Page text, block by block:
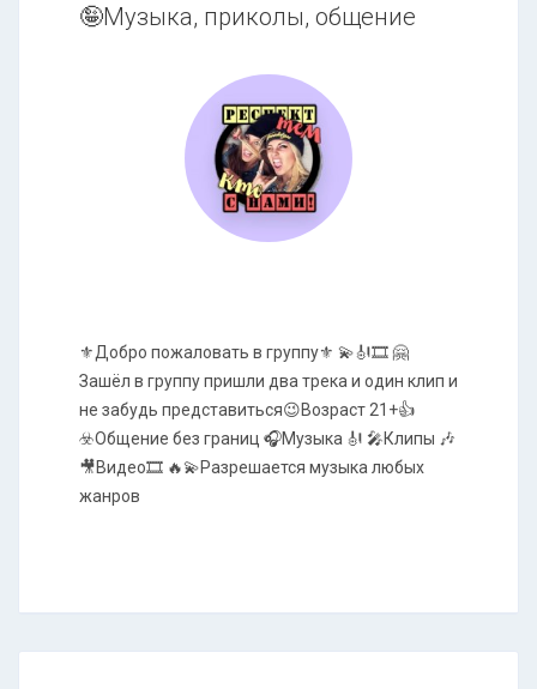
🤪Музыка, приколы, общение
⚜Добро пожаловать в группу⚜ 💫🎻🎞 🤗
Зашёл в группу пришли два трека и один клип и
не забудь представиться😉Возраст 21+👍
☣️Общение без границ 🎧Музыка 🎻 🎤Клипы 🎶
🎥Видео🎞 🔥💫Разрешается музыка любых
жанров